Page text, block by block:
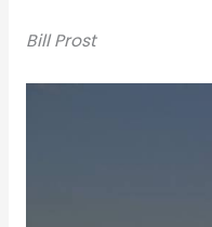
Bill Prost